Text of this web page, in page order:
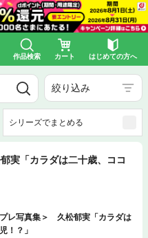
作品検索 カート はじめての方へ
絞り込み
シリーズでまとめる
実「カラダは二十歳、ココ
レ写真集＞ 久松郁実「カラダは
！？」